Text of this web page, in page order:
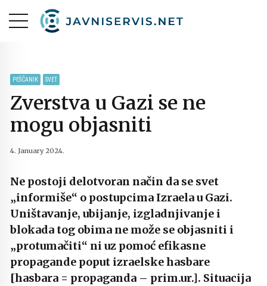
PEŠČANIK SVET
Zverstva u Gazi se ne
mogu objasniti
4. January 2024.
Ne postoji delotvoran način da se svet
„informiše“ o postupcima Izraela u Gazi.
Uništavanje, ubijanje, izgladnjivanje i
blokada tog obima ne može se objasniti i
„protumačiti“ ni uz pomoć efikasne
propagande poput izraelske hasbare
[hasbara = propaganda – prim.ur.]. Situacija